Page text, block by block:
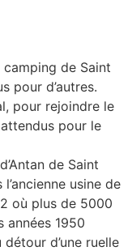
de Saint
pour d’autres.
pour rejoindre le
pour le
de Saint
usine de
où plus de 5000
1950
d’une ruelle